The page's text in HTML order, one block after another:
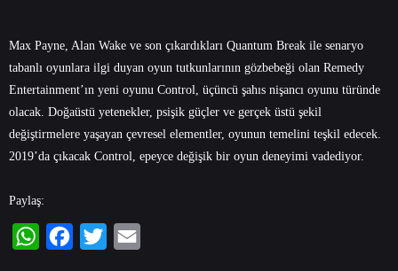
Max Payne, Alan Wake ve son çıkardıkları Quantum Break ile senaryo
tabanlı oyunlara ilgi duyan oyun tutkunlarının gözbebeği olan Remedy
Entertainment’ın yeni oyunu Control, üçüncü şahıs nişancı oyunu türünde
olacak. Doğaüstü yetenekler, psişik güçler ve gerçek üstü şekil
değiştirmelere yaşayan çevresel elementler, oyunun temelini teşkil edecek.
2019’da çıkacak Control, epeyce değişik bir oyun deneyimi vadediyor.
Paylaş: